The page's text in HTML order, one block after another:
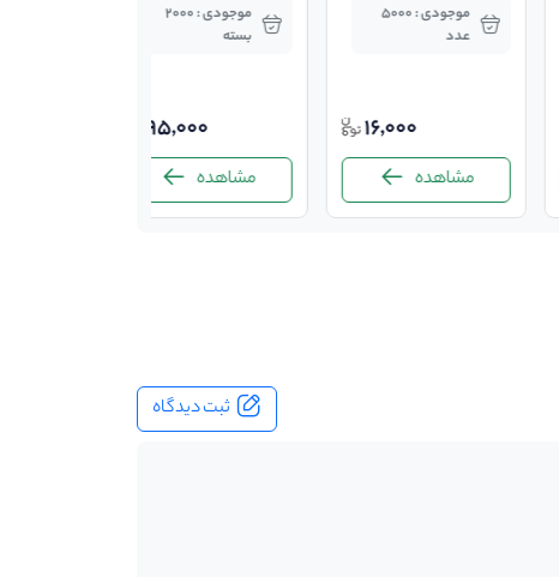
موجودی : 5000
عدد
16,000
مشاهده
موجودی : 2000
بسته
95,000
مشاهده
ثبت دیدگاه